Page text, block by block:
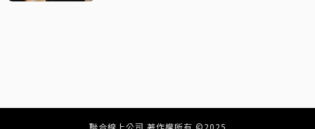
聯合線上公司 著作權所有 ©2025